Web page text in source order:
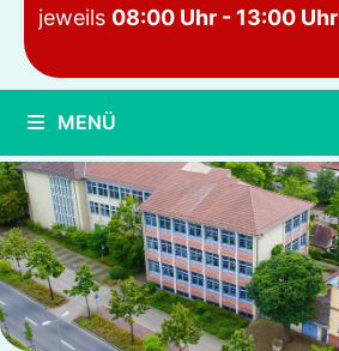
jeweils 08:00 Uhr - 13:00 Uhr
MENÜ